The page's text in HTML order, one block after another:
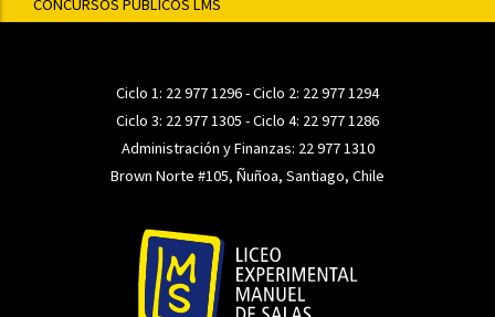
CONCURSOS PÚBLICOS LMS
Ciclo 1: 22 977 1296- Ciclo 2: 22 977 1294
Ciclo 3: 22 977 1305 - Ciclo 4: 22 977 1286
Administración y Finanzas: 22 977 1310
Brown Norte #105, Ñuñoa, Santiago, Chile